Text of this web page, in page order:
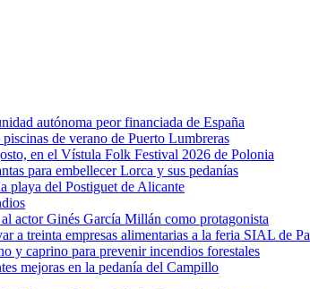
autónoma peor financiada de España
de verano de Puerto Lumbreras
en el Vístula Folk Festival 2026 de Polonia
para embellecer Lorca y sus pedanías
playa del Postiguet de Alicante
actor Ginés García Millán como protagonista
a treinta empresas alimentarias a la feria SIAL de
y caprino para prevenir incendios forestales
mejoras en la pedanía del Campillo